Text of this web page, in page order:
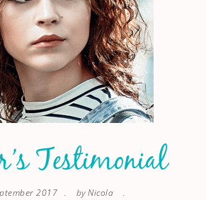
Testimonial
2017 byNicola